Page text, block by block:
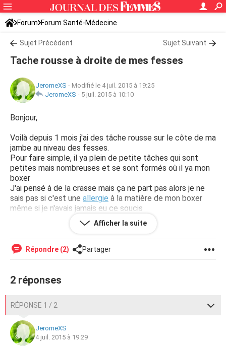
Forum Forum Santé-Médecine
Symptômes et maladies courantes
Sujet Précédent Sujet Suivant
Tache rousse à droite de mes fesses
JeromeXS - Modifié le 4 juil. 2015 à 19:25
JeromeXS - 5 juil. 2015 à 10:10
Bonjour,
Voilà depuis 1 mois j'ai des tâche rousse sur le côte de ma
jambe au niveau des fesses.
Pour faire simple, il ya plein de petite tâches qui sont
petites mais nombreuses et se sont formés où il ya mon
boxer
J'ai pensé à de la crasse mais ça ne part pas alors je ne
sais pas si c'est une allergie à la matière de mon boxer
même si je n'avais jamais eu ce soucis
Merci d'avance car cela commence à être embarrassant
Afficher la suite
Répondre (2) Partager
2 réponses
RÉPONSE 1 / 2
JeromeXS
4 juil. 2015 à 19:29